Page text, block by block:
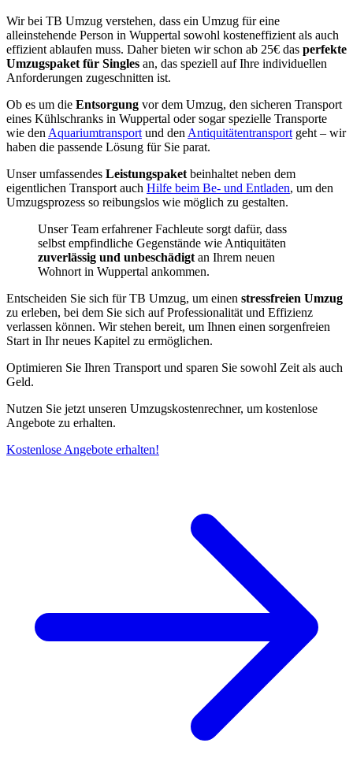
Wir bei TB Umzug verstehen, dass ein Umzug für eine
alleinstehende Person in Wuppertal sowohl kosteneffizient als auch
effizient ablaufen muss. Daher bieten wir schon ab 25€ das perfekte
Umzugspaket für Singles an, das speziell auf Ihre individuellen
Anforderungen zugeschnitten ist.
Ob es um die Entsorgung vor dem Umzug, den sicheren Transport
eines Kühlschranks in Wuppertal oder sogar spezielle Transporte
wie den Aquariumtransport und den Antiquitätentransport geht – wir
haben die passende Lösung für Sie parat.
Unser umfassendes Leistungspaket beinhaltet neben dem
eigentlichen Transport auch Hilfe beim Be- und Entladen, um den
Umzugsprozess so reibungslos wie möglich zu gestalten.
Unser Team erfahrener Fachleute sorgt dafür, dass
selbst empfindliche Gegenstände wie Antiquitäten
zuverlässig und unbeschädigt an Ihrem neuen
Wohnort in Wuppertal ankommen.
Entscheiden Sie sich für TB Umzug, um einen stressfreien Umzug
zu erleben, bei dem Sie sich auf Professionalität und Effizienz
verlassen können. Wir stehen bereit, um Ihnen einen sorgenfreien
Start in Ihr neues Kapitel zu ermöglichen.
Optimieren Sie Ihren Transport und sparen Sie sowohl Zeit als auch
Geld.
Nutzen Sie jetzt unseren Umzugskostenrechner, um kostenlose
Angebote zu erhalten.
Kostenlose Angebote erhalten!